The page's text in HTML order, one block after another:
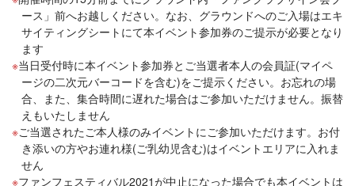
ース」前へお越しください。なお、グラウンドへのご入場はエキ
サイティングシートにて本イベント参加券のご提示が必要となり
ます
当日受付時に本イベント参加券とご当選者本人の会員証(マイペ
ージの二次元バーコードを含む)をご提示ください。お忘れの場
合、また、集合時間に遅れた場合はご参加いただけません。振替
えもいたしません
ご当選されたご本人様のみイベントにご参加いただけます。お付
き添いの方やお連れ様(ご乳幼児含む)はイベントエリアに入れま
せん
ファンフェスティバル2021が中止になった場合でも本イベントは